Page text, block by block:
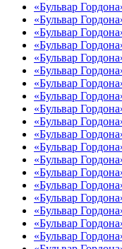
«Бульвар
«Бульвар
«Бульвар
«Бульвар
«Бульвар
«Бульвар
«Бульвар
«Бульвар
«Бульвар
«Бульвар
«Бульвар
«Бульвар
«Бульвар
«Бульвар
«Бульвар
«Бульвар
«Бульвар
«Бульвар
«Бульвар